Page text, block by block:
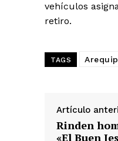
vehículos
retiro.
TAGS
Artículo
Rinden
«El Buen